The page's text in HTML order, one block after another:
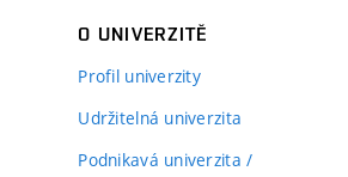
O UNIVERZITĚ
Profil univerzity
Udržitelná univerzita
Podnikavá univerzita /